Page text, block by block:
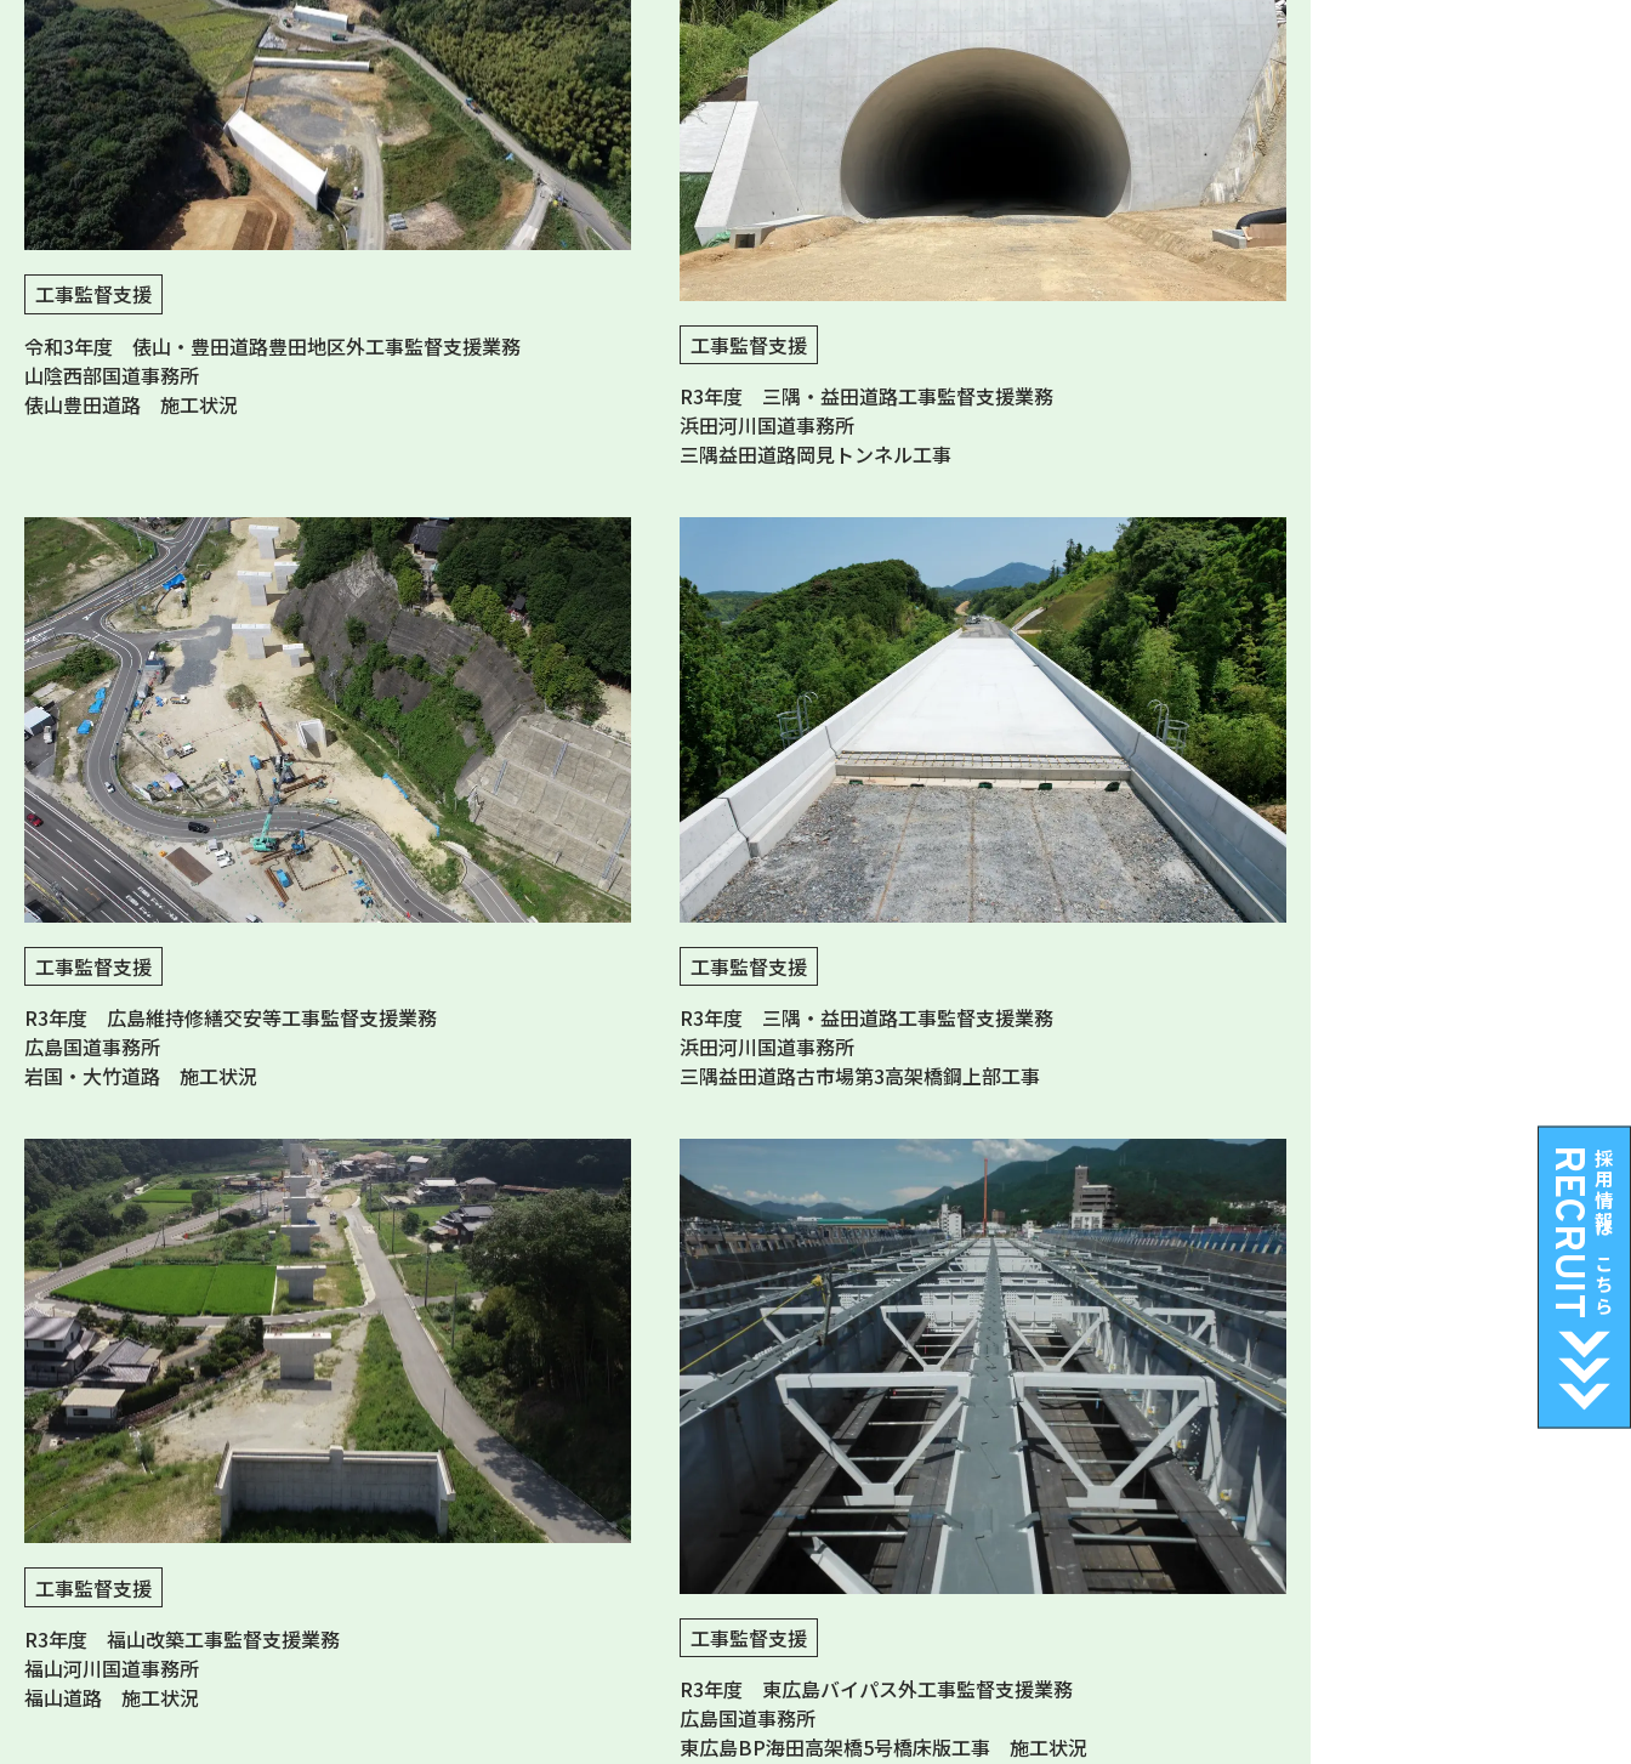
工事監督支援
令和3年度 俵山・豊田道路豊田地区外工事監督支援業務
山陰西部国道事務所
俵山豊田道路 施工状況
工事監督支援
R3年度 三隅・益田道路工事監督支援業務
浜田河川国道事務所
三隅益田道路岡見トンネル工事
工事監督支援
R3年度 広島維持修繕交安等工事監督支援業務
広島国道事務所
岩国・大竹道路 施工状況
工事監督支援
R3年度 三隅・益田道路工事監督支援業務
浜田河川国道事務所
三隅益田道路古市場第3高架橋鋼上部工事
工事監督支援
R3年度 福山改築工事監督支援業務
福山河川国道事務所
福山道路 施工状況
工事監督支援
R3年度 東広島バイパス外工事監督支援業務
広島国道事務所
東広島BP海田高架橋5号橋床版工事 施工状況
採用情報はこちら
RECRUIT